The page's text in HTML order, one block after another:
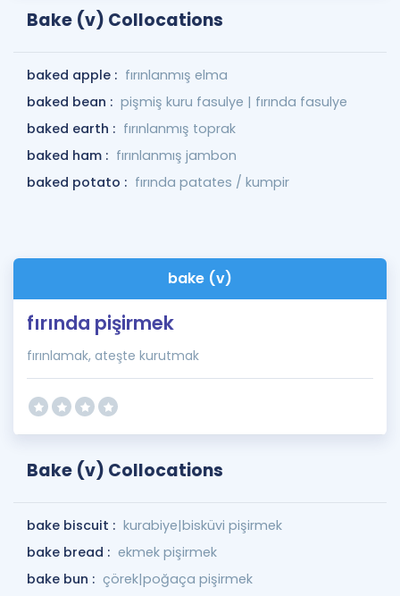
Bake (v) Collocations
baked apple : fırınlanmış elma
baked bean : pişmiş kuru fasulye | fırında fasulye
baked earth : fırınlanmış toprak
baked ham : fırınlanmış jambon
baked potato : fırında patates / kumpir
bake (v)
fırında pişirmek
fırınlamak, ateşte kurutmak
Bake (v) Collocations
bake biscuit : kurabiye|bisküvi pişirmek
bake bread : ekmek pişirmek
bake bun : çörek|poğaça pişirmek